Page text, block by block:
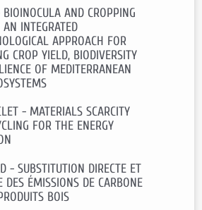
CEE-M :
Pierre COURTOISet
MAGDALOU
: Fondation Agropolis
: 2022 – 2024
CEE-M:Lisette IBANEZ
AND CROPPING
AN INTEGRATED
APPROACH FOR
CROP YIELD, BIODIVERSITY
OF MEDITERRANEAN
: PRIMA – Partenariat
la recherche et l’innovation dans
méditerranéenne
CEE-M:ThierryBLAYAC,
LAVAINE etSébastien
- MATERIALS SCARCITY
FOR THE ENERGY
: ANR ScarCylclET 2021-
: 2021 – 2025
- SUBSTITUTION DIRECTE ET
DES ÉMISSIONS DE CARBONE
BOIS